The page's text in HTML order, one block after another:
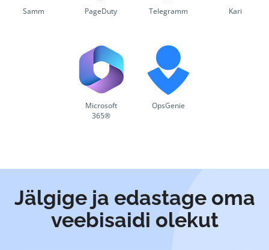
Samm PageDuty Telegramm Kari
Microsoft
365®
OpsGenie
Jälgige ja edastage oma
veebisaidi olekut